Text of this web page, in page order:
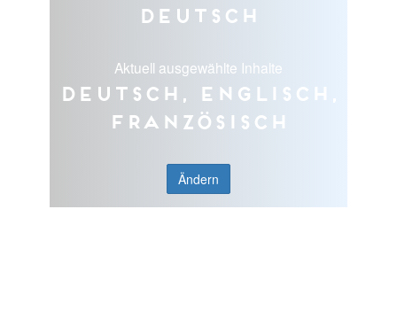
Deutsch
Aktuell ausgewählte Inhalte
Deutsch, Englisch,
Französisch
Ändern